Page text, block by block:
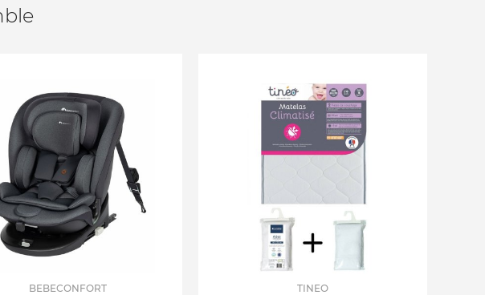
BEBECONFORT
TINEO